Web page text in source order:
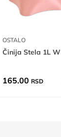
OSTALO
Činija Stela 1L W
165.00 RSD